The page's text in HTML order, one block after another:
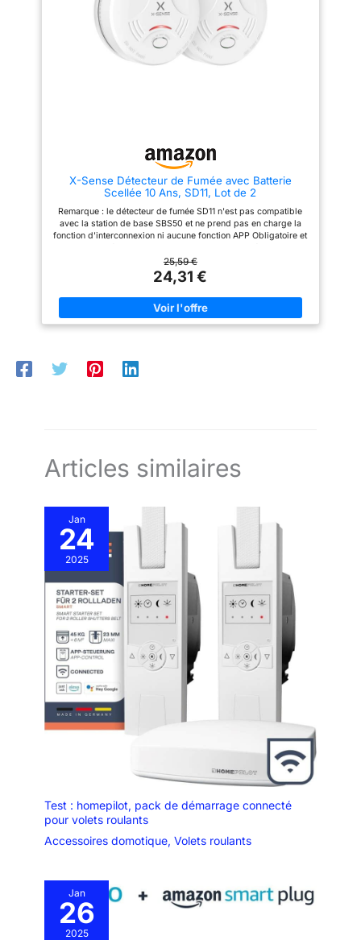
tranquillité d’esprit grâce à une
garantie de 2 ans. De plus, ce
détecteur de fumée respecte les
normes strictes de sécurité
européennes (EN14604).
alertes sont réduites. Les
capteurs ayant une durée de vie
de 10 ans, vous devrez alors
remplacer vos détecteurs.
sirène de 85 dB retentit. Les
aussi lorsque les piles sont
faibles et doivent être
test/silence permet de mettre
vos détecteurs en mode
silencieux en cas de fausse
X-Sense Détecteur de Fumée avec Batterie
Scellée 10 Ans, SD11, Lot de 2
Remarque : le détecteur de fumée SD11 n'est pas compatible
avec la station de base SBS50 et ne prend pas en charge la
fonction d'interconnexion ni aucune fonction APP Obligatoire et
fumée est obligatoire dans tous les foyers. Si votre ancien
modèle date de cette période, il est temps de passer à un
détecteur fiable et conforme pour la décennie à venir Batterie
10 Ans : Batterie lithium intégrée et faible consommation
assurant un fonctionnement stable jusqu’à 10 ans, sans
remplacement ni entretien requis, pour une surveillance
d’incident Alarme Forte 85 dB : Dès la détection de fumée, le
25,59 €
24,31 €
Articles similaires
Jan
24
2025
Test : homepilot, pack de démarrage connecté
pour volets roulants
Accessoires domotique, Volets roulants
Jan
26
2025